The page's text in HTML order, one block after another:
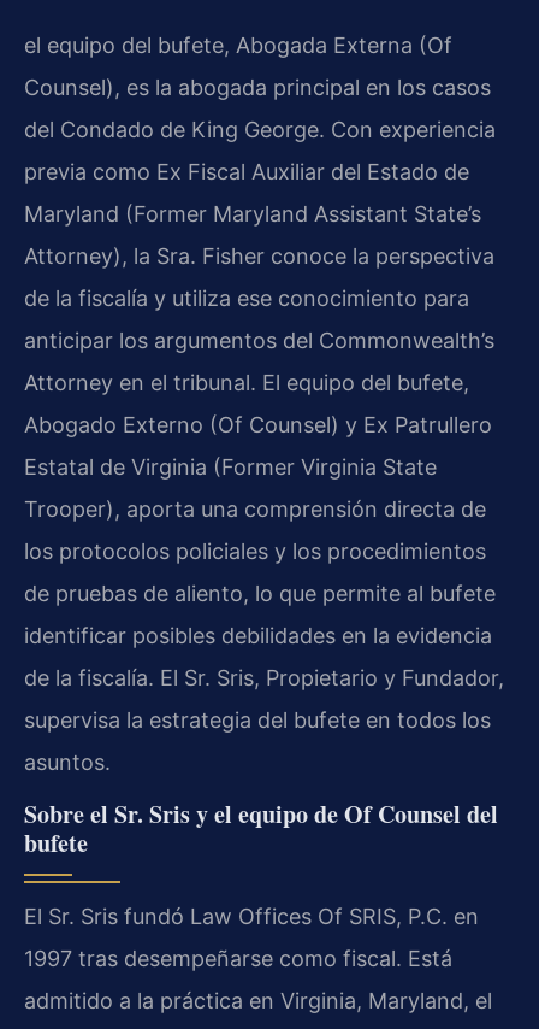
el equipo del bufete, Abogada Externa (Of
Counsel), es la abogada principal en los casos
del Condado de King George. Con experiencia
previa como Ex Fiscal Auxiliar del Estado de
Maryland (Former Maryland Assistant State’s
Attorney), la Sra. Fisher conoce la perspectiva
de la fiscalía y utiliza ese conocimiento para
anticipar los argumentos del Commonwealth’s
Attorney en el tribunal. El equipo del bufete,
Abogado Externo (Of Counsel) y Ex Patrullero
Estatal de Virginia (Former Virginia State
Trooper), aporta una comprensión directa de
los protocolos policiales y los procedimientos
de pruebas de aliento, lo que permite al bufete
identificar posibles debilidades en la evidencia
de la fiscalía. El Sr. Sris, Propietario y Fundador,
supervisa la estrategia del bufete en todos los
asuntos.
Sobre el Sr. Sris y el equipo de Of Counsel del
bufete
El Sr. Sris fundó Law Offices Of SRIS, P.C. en
1997 tras desempeñarse como fiscal. Está
admitido a la práctica en Virginia, Maryland, el